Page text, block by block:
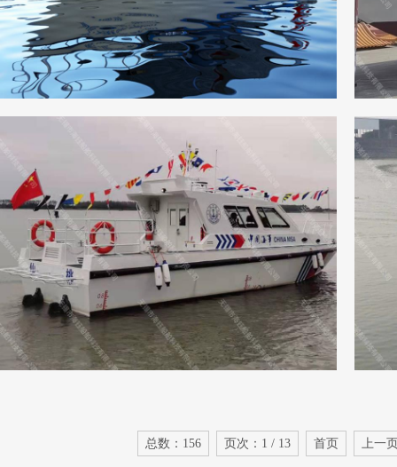
总数：156 页次：1 / 13 首页 上一